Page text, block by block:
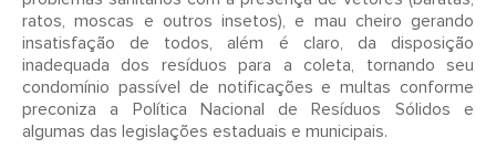
ratos, moscas e outros insetos), e mau cheiro gerando
insatisfação de todos, além é claro, da disposição
inadequada dos resíduos para a coleta, tornando seu
condomínio passível de notificações e multas conforme
preconiza a Política Nacional de Resíduos Sólidos e
algumas das legislações estaduais e municipais.